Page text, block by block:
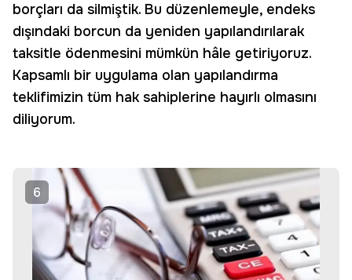
borçları da silmiştik. Bu düzenlemeyle, endeks
dışındaki borcun da yeniden yapılandırılarak
taksitle ödenmesini mümkün hâle getiriyoruz.
Kapsamlı bir uygulama olan yapılandırma
teklifimizin tüm hak sahiplerine hayırlı olmasını
diliyorum.
6